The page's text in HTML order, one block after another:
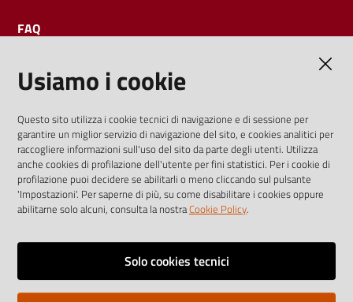
FAQ
I dati personali pubblicati sono riutilizzabili solo alle condizioni
previste dalla direttiva comunitaria 2003/98/CE e dal d.lgs.
36/2006
Vai alla pagina
Note legali
Usiamo i cookie
Questo sito utilizza i cookie tecnici di navigazione e di sessione per
garantire un miglior servizio di navigazione del sito, e cookies analitici per
raccogliere informazioni sull'uso del sito da parte degli utenti. Utilizza
anche cookies di profilazione dell'utente per fini statistici. Per i cookie di
profilazione puoi decidere se abilitarli o meno cliccando sul pulsante
'Impostazioni'. Per saperne di più, su come disabilitare i cookies oppure
abilitarne solo alcuni, consulta la nostraCookie Policy.
Solo cookies tecnici